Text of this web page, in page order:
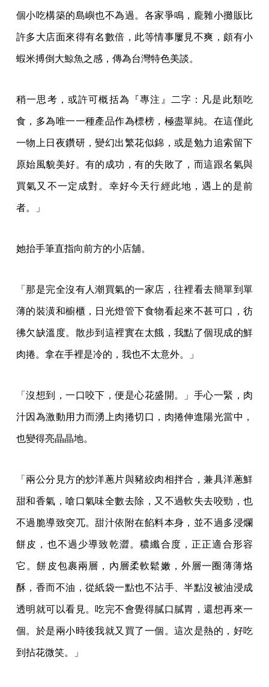
個小吃構築的島嶼也不為過。各家爭鳴，龐雜小攤販比
許多大店面來得有名數倍，此等情事屢見不爽，頗有小
蝦米搏倒大鯨魚之感，傳為台灣特色美談。
稍一思考，或許可概括為『專注』二字：凡是此類吃
食，多為唯一一種產品作為標榜，極盡單純。在這僅此
一物上日夜鑽研，變幻出繁花似錦，或是勉力追索留下
原始風貌美好。有的成功，有的失敗了，而這跟名氣與
買氣又不一定成對。幸好今天行經此地，遇上的是前
者。」
她抬手筆直指向前方的小店舖。
「那是完全沒有人潮買氣的一家店，往裡看去簡單到單
薄的裝潢和櫥櫃，日光燈管下食物看起來不甚可口，彷
彿欠缺溫度。散步到這裡實在太餓，我點了個現成的鮮
肉捲。拿在手裡是冷的，我也不太意外。」
「沒想到，一口咬下，便是心花盛開。」手心一緊，肉
汁因為激動用力而湧上肉捲切口，肉捲伸進陽光當中，
也變得亮晶晶地。
「兩公分見方的炒洋蔥片與豬絞肉相拌合，兼具洋蔥鮮
甜和香氣，嗆口氣味全數去除，又不過軟失去咬勁，也
不過脆導致突兀。甜汁依附在餡料本身，並不過多浸爛
餅皮，也不過少導致乾澀。穠纖合度，正正適合形容
它。餅皮包裹兩層，內層柔軟鬆嫩，外層一圈薄薄烙
酥，香而不油，從紙袋一點也不沾手、半點沒被油浸成
透明就可以看見。吃完不會覺得膩口膩胃，還想再來一
個。於是兩小時後我就又買了一個。這次是熱的，好吃
到拈花微笑。」